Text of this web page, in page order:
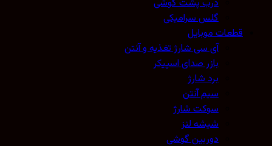
درب پشت گوشی
گلس سرامیکی
قطعات موبایل
آی سی شارژ تغذیه و آنتن
بازر صدای اسپیکر
برد شارژ
سیم آنتن
سوکت شارژ
شیشه لنز
دوربین گوشی